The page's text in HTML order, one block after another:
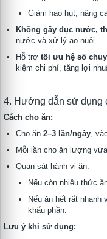
Giảm hao hụt, nâng
Không gây đục nước,
nước và xử lý ao nuôi.
Hỗ trợ tối ưu hệ số
kiệm chi phí, tăng lợi
4. Hướng dẫn sử dụng
Cách cho ăn:
Cho ăn 2–3 lần/ngày,
Mỗi lần cho ăn lượng
Quan sát hành vi ăn:
Nếu còn nhiều thức
Nếu ăn hết rất
khẩu phần.
Lưu ý khi sử dụng: